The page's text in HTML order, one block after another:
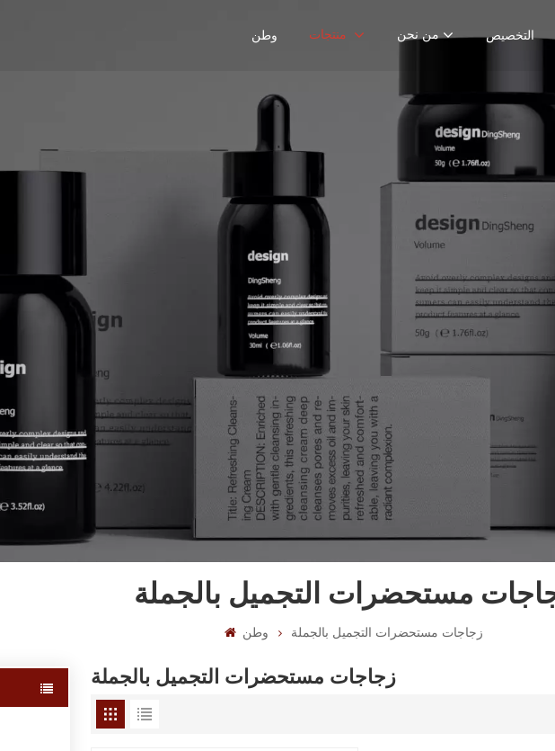
وطن من نحن التخصيص
مستحضرات التجميل بالجملة
وطن زجاجات مستحضرات التجميل بالجملة
زجاجات مستحضرات التجميل بالجملة